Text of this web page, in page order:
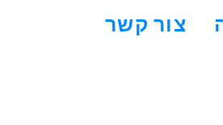
צור קשר